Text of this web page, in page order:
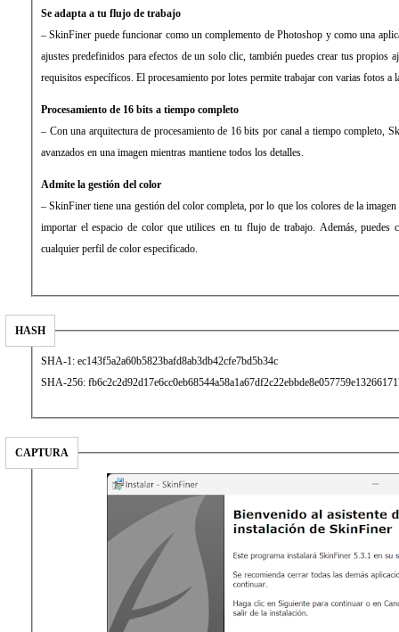
Se adapta a tu flujo de trabajo
– SkinFiner puede funcionar como un complemento de Photoshop y como una
ajustes predefinidos para efectos de un solo clic, también puedes crear tus propios
requisitos específicos. El procesamiento por lotes permite trabajar con varias fotos a
Procesamiento de 16 bits a tiempo completo
– Con una arquitectura de procesamiento de 16 bits por canal a tiempo completo,
avanzados en una imagen mientras mantiene todos los detalles.
Admite la gestión del color
– SkinFiner tiene una gestión del color completa, por lo que los colores de la imagen
importar el espacio de color que utilices en tu flujo de trabajo. Además, puedes
cualquier perfil de color especificado.
HASH
SHA-1: ec143f5a2a60b5823bafd8ab3db42cfe7bd5b34c
SHA-256:
CAPTURA